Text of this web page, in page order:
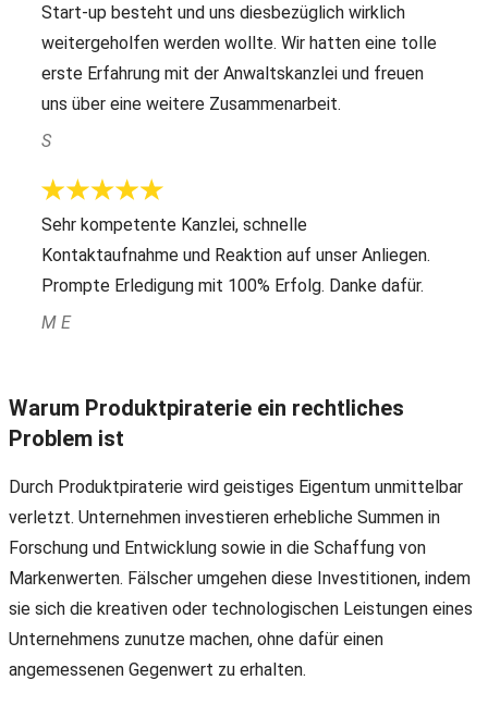
Start-up besteht und uns diesbezüglich wirklich
weitergeholfen werden wollte. Wir hatten eine tolle
erste Erfahrung mit der Anwaltskanzlei und freuen
uns über eine weitere Zusammenarbeit.
S
Sehr kompetente Kanzlei, schnelle
Kontaktaufnahme und Reaktion auf unser Anliegen.
Prompte Erledigung mit 100% Erfolg. Danke dafür.
M E
Warum Produktpiraterie ein rechtliches
Problem ist
Durch Produktpiraterie wird geistiges Eigentum unmittelbar
verletzt. Unternehmen investieren erhebliche Summen in
Forschung und Entwicklung sowie in die Schaffung von
Markenwerten. Fälscher umgehen diese Investitionen, indem
sie sich die kreativen oder technologischen Leistungen eines
Unternehmens zunutze machen, ohne dafür einen
angemessenen Gegenwert zu erhalten.